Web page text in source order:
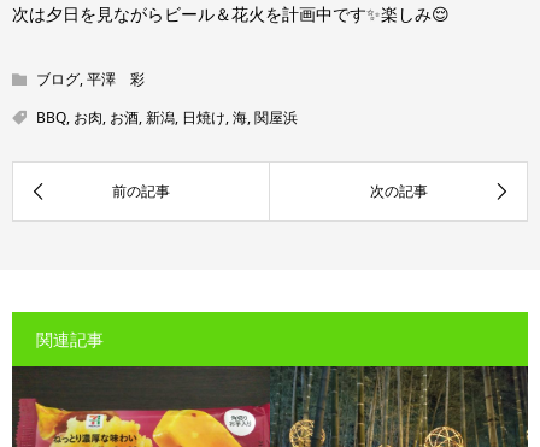
次は夕日を見ながらビール＆花火を計画中です✨楽しみ😌
ブログ,平澤 彩
BBQ, お肉, お酒,新潟, 日焼け,海,関屋浜
関連記事